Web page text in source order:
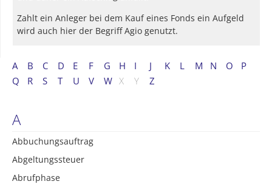
A B C D E F G H I J K L M N O
P
Q
R S T U V W X Y Z
A
Abbuchungsauftrag
Abgeltungssteuer
Abrufphase
Zahlt ein Anleger bei dem Kauf eines Fonds ein Aufgeld
wird auch hier der Begriff Agio genutzt.